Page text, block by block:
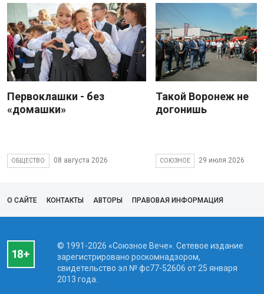
Первоклашки - без
«домашки»
ОБЩЕСТВО 08 августа 2026
Такой Воронеж не
догонишь
СОЮЗНОЕ 29 июля 2026
О САЙТЕ КОНТАКТЫ АВТОРЫ ПРАВОВАЯ ИНФОРМАЦИЯ
© 1991-2026 «Союзное Вече». Сетевое издание
зарегистрировано роскомнадзором,
свидетельство эл № фc77-52606 от 25 января
2013 года.